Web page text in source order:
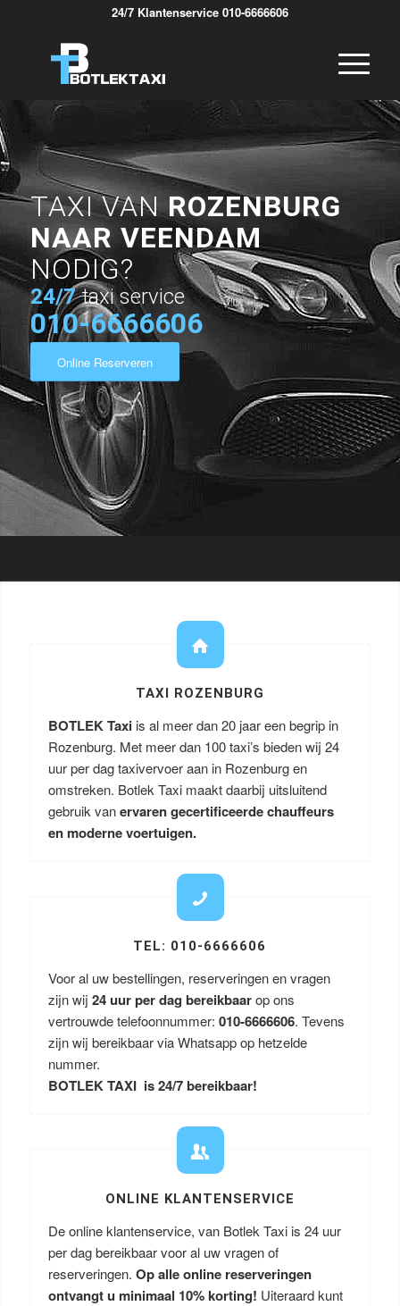
24/7 Klantenservice 010-6666606
TAXI VANROZENBURG
NAAR VEENDAM
NODIG?
24/7 taxi service
010-6666606
Online Reserveren
TAXI ROZENBURG
BOTLEK Taxi is al meer dan 20 jaar een begrip in
Rozenburg. Met meer dan 100 taxi’s bieden wij 24
uur per dag taxivervoer aan in Rozenburg en
omstreken. Botlek Taxi maakt daarbij uitsluitend
gebruik vanervaren gecertificeerde chauffeurs
en moderne voertuigen.
TEL: 010-6666606
Voor al uw bestellingen, reserveringen en vragen
zijn wij 24 uur per dag bereikbaarop ons
vertrouwde telefoonnummer: 010-6666606. Tevens
zijn wij bereikbaar via Whatsapp op hetzelde
nummer.
BOTLEK TAXI is 24/7 bereikbaar!
ONLINE KLANTENSERVICE
De online klantenservice, van Botlek Taxi is 24 uur
per dag bereikbaar voor al uw vragen of
reserveringen. Op alle online reserveringen
ontvangt u minimaal 10% korting! Uiteraard kunt